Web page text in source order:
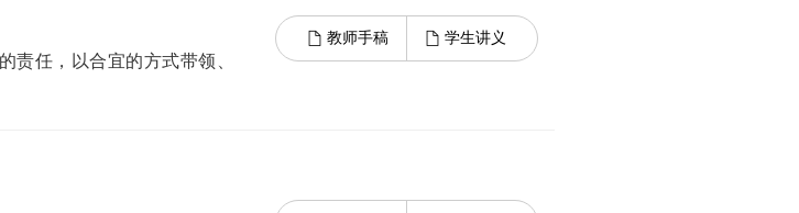
责任，以合宜的方式带领、
教师手稿 学生讲义